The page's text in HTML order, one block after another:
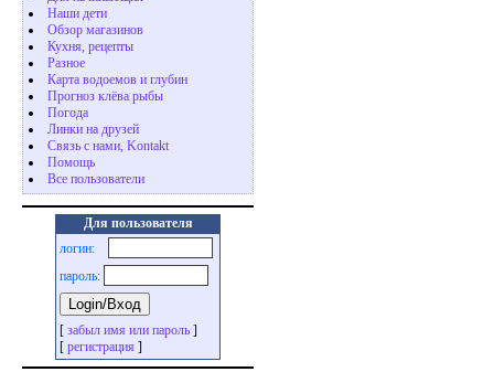
Наши дети
Обзор магазинов
Кухня, рецепты
Разное
Карта водоемов и глубин
Прогноз клёва рыбы
Погода
Линки на друзей
Связь с нами, Kontakt
Помощь
Все пользователи
Для пользователя
логин:
пароль:
[ забыл имя или пароль ]
[ регистрация ]